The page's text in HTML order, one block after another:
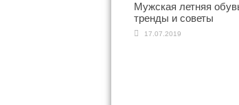
Мужская летняя
тренды и советы
17.07.2019